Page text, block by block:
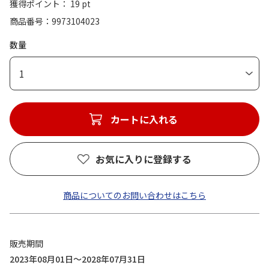
獲得ポイント： 19 pt
商品番号
9973104023
数量
1
カートに入れる
お気に入りに登録する
商品についてのお問い合わせはこちら
販売期間
2023年08月01日～2028年07月31日